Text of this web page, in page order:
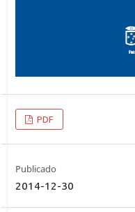
PDF
Publicado
2014-12-30